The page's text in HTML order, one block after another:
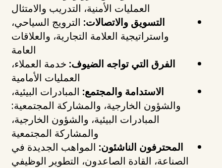
العمليات الأمنية، التدريب والامتثال
التسويق والاتصالات: الترويج السياحي،
واستراتيجية العلامة التجارية، والعلاقات
العامة
الفرق التي تواجه الضيوف: خدمة العملاء،
العمليات الأمامية
الاستدامة والمجتمع: المبادرات البيئية،
والشؤون الخارجية، والمشاركة المجتمعية:
المبادرات البيئية، والشؤون الخارجية،
والمشاركة المجتمعية
المحترفون الناشئون: المواهب الجديدة في
الصناعة، القادة الصاعدون، التطوير الوظيفي